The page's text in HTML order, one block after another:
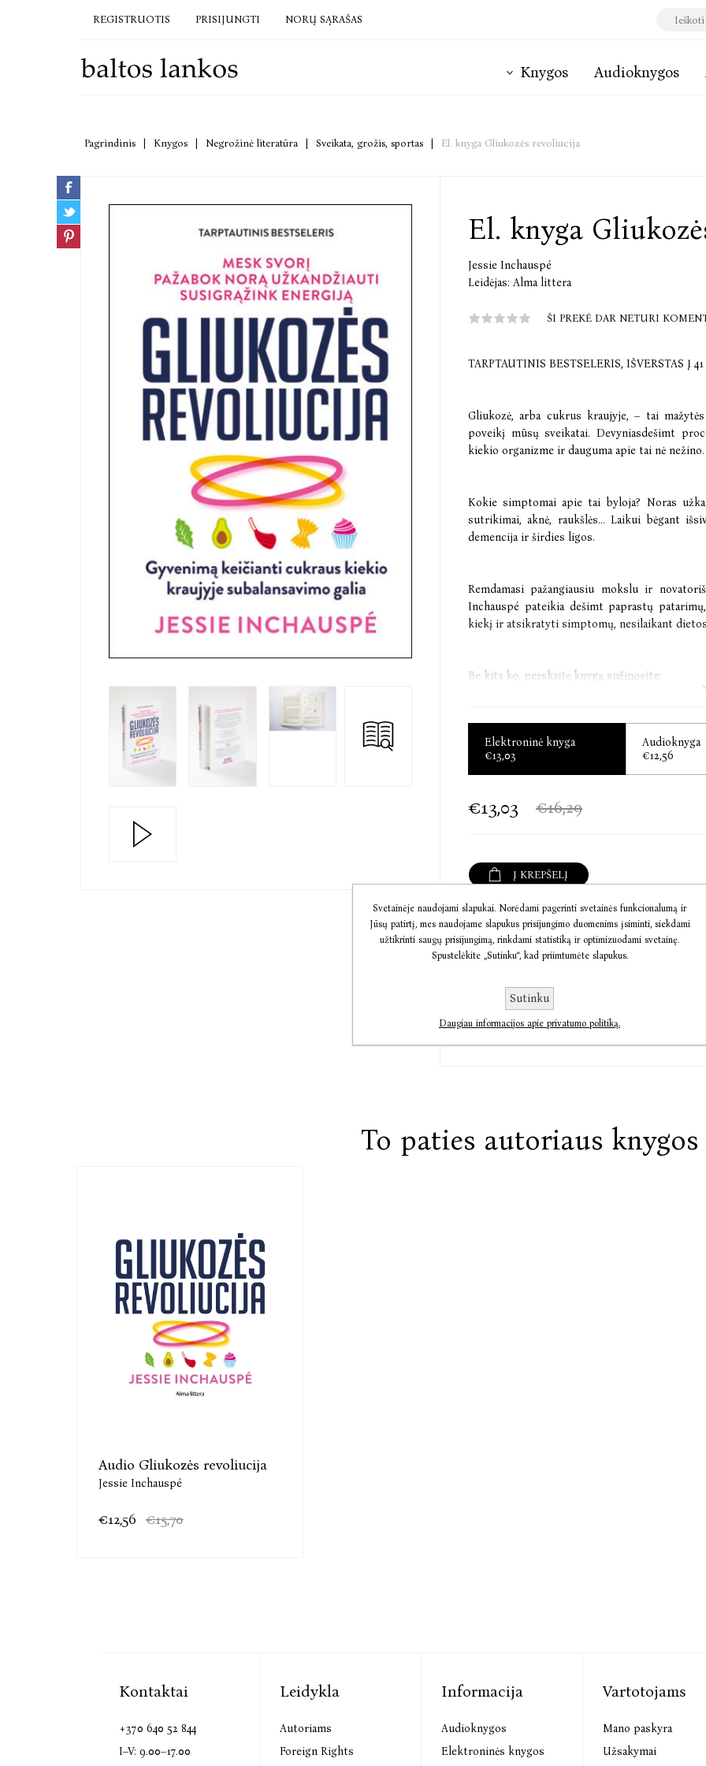
REGISTRUOTIS PRISIJUNGTI NORŲ SĄRAŠAS
Knygos Audioknygos
Pagrindinis Knygos Negrožinė literatūra Sveikata, grožis, sportas El. knyga Gliukozės revoliucija
El. knyga
Jessie Inchauspé
Leidėjas: Alma littera
ŠI PREKĖ DAR NETURI
TARPTAUTINIS BESTSELERIS, IŠVERSTAS Į
Gliukozė, arba cukrus kraujyje, – tai
poveikį mūsų sveikatai. Devyniasdešimt
kiekio organizme ir dauguma apie tai nė nežino.
Kokie simptomai apie tai byloja? Noras
sutrikimai, aknė, raukšlės… Laikui bėgant
demencija ir širdies ligos.
Remdamasi pažangiausiu mokslu ir
Inchauspé pateikia dešimt paprastų
kiekį ir atsikratyti simptomų, nesilaikant
Be kita ko, perskaitę knygą sužinosite:
* kokį slaptą produktą valgydami galėsite
Jessie’ė Inchauspé
– prancūzų biochemikė
naujausius mokslo pasiekimus paversti
savo fizinę ir psichikos sveikatą. Jessie’ė
@GlucoseGoddess, kurioje daugiau kaip
mitybos įpročių. Jos knyga „Gliukozės
41 kalbą.
Elektroninė knyga
€13,03
Audioknyga
€12,56
€13,03 €16,29
Į KREPŠELĮ
Informacija
Komentarai
Susisiekite
To paties autoriaus knygos
Audio Gliukozės revoliucija
Jessie Inchauspé
€12,56 €15,70
Kontaktai
+370 640 52 844
I–V: 9.00–17.00
Leidykla
Autoriams
Foreign Rights
Informacija
Audioknygos
Elektroninės knygos
Vartotojams
Mano paskyra
Užsakymai
Svetainėje naudojami slapukai. Norėdami pagerinti svetainės funkcionalumą ir
Jūsų patirtį, mes naudojame slapukus prisijungimo duomenims įsiminti, siekdami
užtikrinti saugų prisijungimą, rinkdami statistiką ir optimizuodami svetainę.
Spustelėkite „Sutinku“, kad priimtumėte slapukus.
Sutinku
Daugiau informacijos apie privatumo politiką.